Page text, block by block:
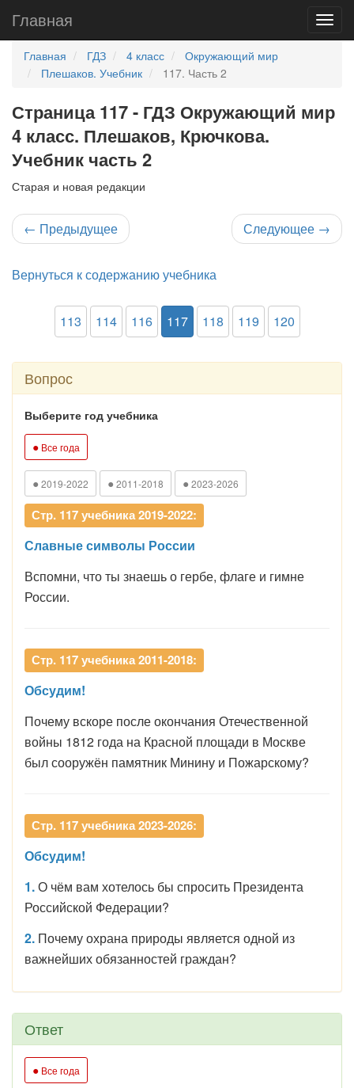
Главная
Главная ГДЗ 4 класс
Окружающий мир
Плешаков. Учебник
117. Часть 2
Страница 117 - ГДЗ Окружающий мир
4 класс. Плешаков, Крючкова.
Учебник часть 2
Старая и новая редакции
← Предыдущее Следующее →
Вернуться к содержанию учебника
113 114 116 117 118 119 120
Вопрос
Выберите год учебника
● Все года
● 2019-2022 ● 2011-2018 ● 2023-2026
Стр. 117 учебника 2019-2022:
Славные символы России
Вспомни, что ты знаешь о гербе, флаге и гимне
России.
Стр. 117 учебника 2011-2018:
Обсудим!
Почему вскоре после окончания Отечественной
войны 1812 года на Красной площади в Москве
был сооружён памятник Минину и Пожарскому?
Стр. 117 учебника 2023-2026:
Обсудим!
1.О чём вам хотелось бы спросить Президента
Российской Федерации?
2. Почему охрана природы является одной из
важнейших обязанностей граждан?
Ответ
● Все года